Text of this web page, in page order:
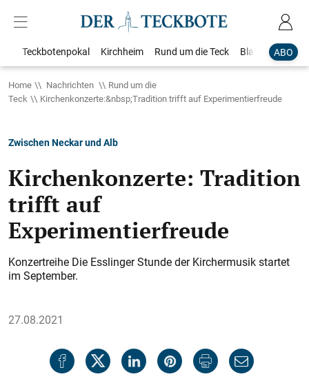
ABO
Teckbotenpokal Kirchheim Rund um die Teck Blaulicht
Home Nachrichten
Rund um die
Teck
Kirchenkonzerte:&nbsp;Tradition trifft auf Experimentierfreude
Zwischen Neckar und Alb
Kirchenkonzerte: Tradition
trifft auf
Experimentierfreude
Konzertreihe Die Esslinger Stunde der Kirchermusik startet
im September.
27.08.2021